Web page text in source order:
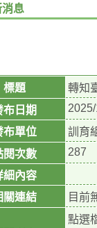
消息
標題
轉知
布日期
布單位
訓育
閱次數
287
細內容
關連結
目前
點選